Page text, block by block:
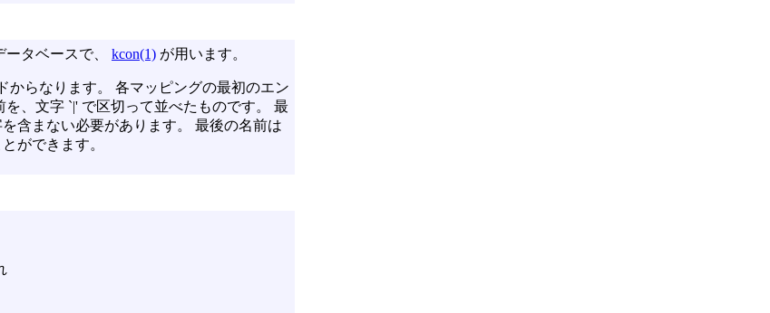
タベースで、 kcon(1) が用います。
からなります。 各マッピングの最初のエン
、文字 `|' で区切って並べたものです。 最
含まない必要があります。 最後の名前は
ができます。